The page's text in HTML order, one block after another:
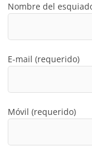
Nombre del
E-mail (requerido)
Móvil (requerido)